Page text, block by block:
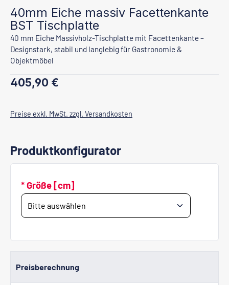
40mm Eiche massiv Facettenkante
BST Tischplatte
40 mm Eiche Massivholz-Tischplatte mit Facettenkante –
Designstark, stabil und langlebig für Gastronomie &
Objektmöbel
Regulärer Preis:
405,90 €
Preise exkl. MwSt. zzgl. Versandkosten
Produktkonfigurator
* Größe [cm]
Preisberechnung